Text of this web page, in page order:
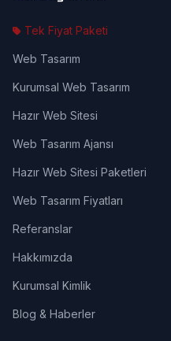
Tek Fiyat Paketi
Web Tasarım
Kurumsal Web Tasarım
Hazır Web Sitesi
Web Tasarım Ajansı
Hazır Web Sitesi Paketleri
Web Tasarım Fiyatları
Referanslar
Hakkımızda
Kurumsal Kimlik
Blog & Haberler